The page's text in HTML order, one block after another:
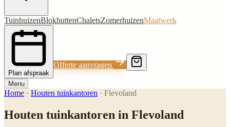
TuinhuizenBlokhuttenChaletsZomerhuizenMaatwerk
Plan afspraak
Offerte aanvragen
Menu
Home · Houten tuinkantoren · Flevoland
Houten tuinkantoren in Flevoland